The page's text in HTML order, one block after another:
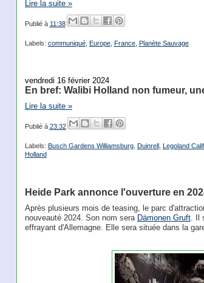
Lire la suite »
Publié à 11:38
Labels: communiqué, Europe, France, Planète Sauvage
vendredi 16 février 2024
En bref: Walibi Holland non fumeur,
Lire la suite »
Publié à 23:32
Labels: Busch Gardens Williamsburg, Duinrell, Legoland
Holland
Heide Park annonce l'ouverture en
Après plusieurs mois de teasing, le parc
nouveauté 2024. Son nom sera Dämonen Gruft. Il
effrayant d'Allemagne. Elle sera située dans la